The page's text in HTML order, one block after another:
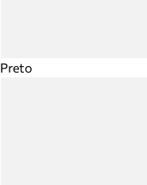
Preto